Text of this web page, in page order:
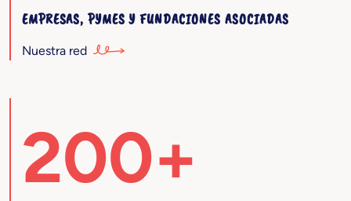
EMPRESAS, PYMES Y FUNDACIONES ASOCIADAS
Nuestra red
200+